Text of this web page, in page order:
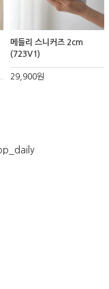
메들리 스니커즈 2cm
(723V1)
29,900원